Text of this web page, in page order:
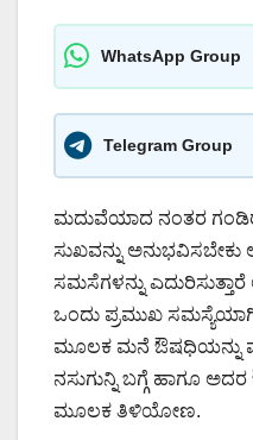
WhatsApp Group
Telegram Group
ಮದುವೆಯಾದ ನಂತರ
ಸುಖವನ್ನು ಅನುಭವಿಸಬೇಕು
ಸಮಸೆಗಳನ್ನು
ಒಂದು ಪ್ರಮುಖ
ಮೂಲಕ ಮನೆ ಔಷಧಿಯನ್ನು
ನಸುಗುನ್ನಿ ಬಗ್ಗೆ ಹಾಗೂ
ಮೂಲಕ ತಿಳಿಯೋಣ.